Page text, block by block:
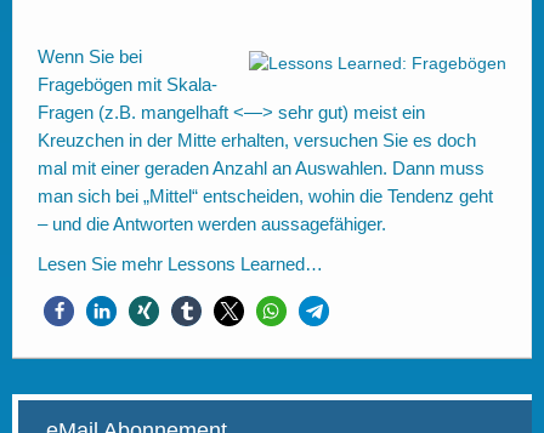
Wenn Sie bei
Fragebögen mit Skala-
Fragen (z.B. mangelhaft <—> sehr gut) meist ein
Kreuzchen in der Mitte erhalten, versuchen Sie es doch
mal mit einer geraden Anzahl an Auswahlen. Dann muss
man sich bei „Mittel“ entscheiden, wohin die Tendenz geht
– und die Antworten werden aussagefähiger.
Lesen Sie mehr Lessons Learned…